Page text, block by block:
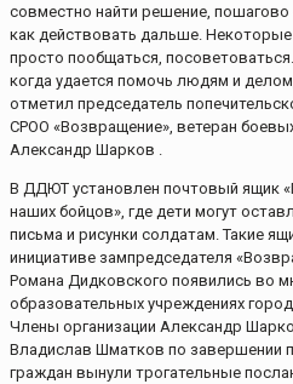
совместно найти решение, пошагово
как действовать дальше.
просто пообщаться,
когда удается помочь людям и
отметил председатель
СРОО «Возвращение», ветеран
Александр Шарков .
В ДДЮТ установлен почтовый ящик
наших бойцов», где дети могут
письма и рисунки солдатам. Такие
инициативе зампредседателя
Романа Дидковского появились во
образовательных учреждениях
Члены организации Александр
Владислав Шматков по завершении
граждан вынули трогательные